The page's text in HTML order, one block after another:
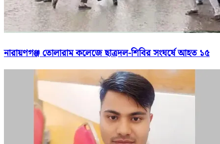
নারায়ণগঞ্জ তোলারাম কলেজে ছাত্রদল-শিবির সংঘর্ষে আহত ১৫